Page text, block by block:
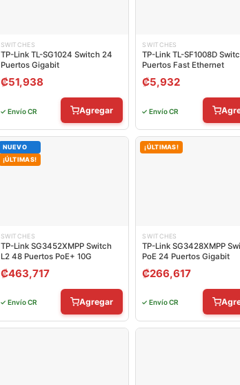
SWITCHES
TP-Link TL-SG1024 Switch 24
Puertos Gigabit
₡51,938
✓ Envío CR Agregar
SWITCHES
TP-Link TL-SF1008D
Puertos Fast Ethernet
₡5,932
✓ Envío CR
NUEVO
¡ÚLTIMAS!
SWITCHES
TP-Link SG3452XMPP Switch
L2 48 Puertos PoE+ 10G
₡463,717
✓ Envío CR Agregar
¡ÚLTIMAS!
SWITCHES
TP-Link SG3428XMPP
PoE 24 Puertos Gigabit
₡266,617
✓ Envío CR